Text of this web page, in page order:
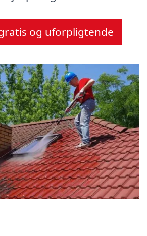
og uforpligtende